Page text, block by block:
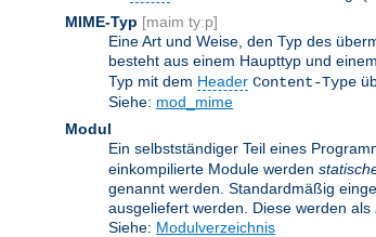
MIME-Typ [maim tyːp]
Eine Art und Weise, den Typ des
besteht aus einem Haupttyp und
Typ mit dem Header Content-Type
Siehe: mod_mime
Modul
Ein selbstständiger Teil eines
einkompilierte Module werden
genannt werden. Standardmäßig
ausgeliefert werden. Diese werden als
Siehe: Modulverzeichnis